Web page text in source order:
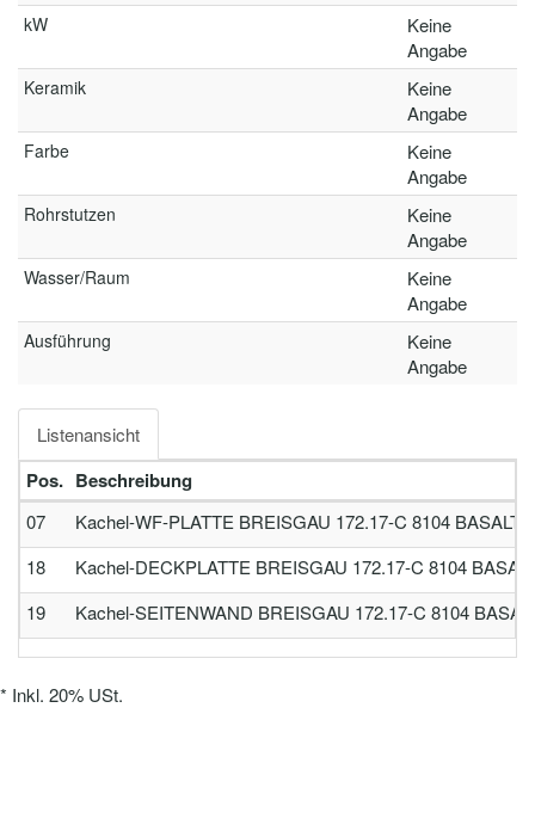
kW
Keine
Angabe
Keramik
Keine
Angabe
Farbe
Keine
Angabe
Rohrstutzen
Keine
Angabe
Wasser/Raum
Keine
Angabe
Ausführung
Keine
Angabe
Listenansicht
Pos. Beschreibung
07
Kachel-WF-PLATTE BREISGAU 172.17-C 8104 BASALT
18
Kachel-DECKPLATTE BREISGAU 172.17-C 8104
19
Kachel-SEITENWAND BREISGAU 172.17-C 8104
* Inkl. 20% USt.